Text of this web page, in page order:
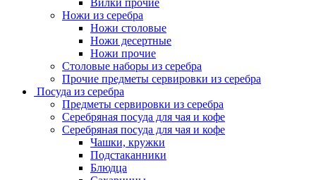
Ножи из серебра
Ножи столовые
Ножи десертные
Ножи прочие
Столовые наборы из серебра
Прочие предметы сервировки из серебра
Посуда из серебра
Предметы сервировки из серебра
Серебряная посуда для чая и кофе
Серебряная посуда для чая и кофе
Чашки, кружки
Подстаканники
Блюдца